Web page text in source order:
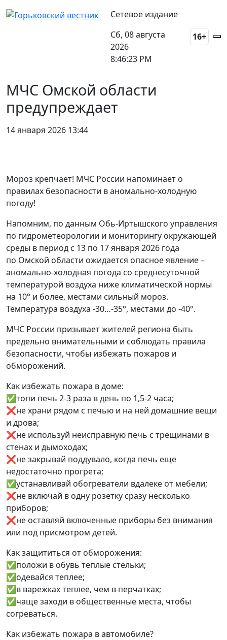
Сетевое издание
Сб, 08 августа
2026
8:46:23 PM
16+
МЧС Омской области
предупреждает
14 января 2026 13:44
Мороз крепчает! МЧС России напоминает о
правилах безопасности в аномально-холодную
погоду!
Напомним, по данным Обь-Иртышского управления
по гидрометеорологии и мониторингу окружающей
среды в период с 13 по 17 января 2026 года
по Омской области ожидается опасное явление –
аномально-холодная погода со среднесуточной
температурой воздуха ниже климатической нормы
на 10° и более, местами сильный мороз.
Температура воздуха -30…-35°, местами до -40°.
МЧС России призывает жителей региона быть
предельно внимательными и соблюдать правила
безопасности, чтобы избежать пожаров и
обморожений.
Как избежать пожара в доме:
✅топи печь 2-3 раза в день по 1,5-2 часа;
❌не храни рядом с печью и на ней домашние вещи
и дрова;
❌не используй неисправную печь с трещинами в
стенах и дымоходах;
❌не закрывай поддувало, когда печь еще
недостаточно прогрета;
✅устанавливай обогреватели вдалеке от мебели;
❌не включай в одну розетку сразу несколько
приборов;
❌не оставляй включенные приборы без внимания
или под присмотром детей.
Как защититься от обморожения:
✅положи в обувь теплые стельки;
✅одевайся теплее;
✅в варежках теплее, чем в перчатках;
✅чаще заходи в общественные места, чтобы
согреваться.
Как избежать пожара в автомобиле?